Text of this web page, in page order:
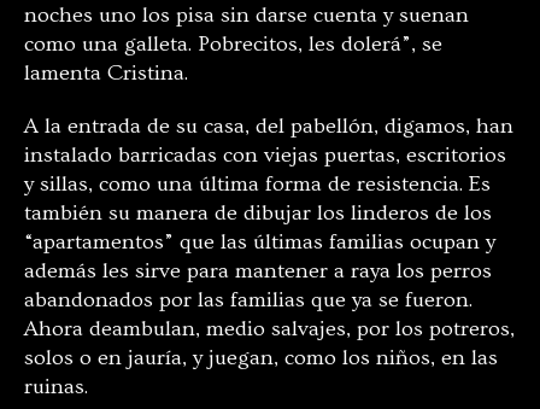
noches uno los pisa sin darse cuenta y suenan
como una galleta. Pobrecitos, les dolerá”, se
lamenta Cristina.
A la entrada de su casa, del pabellón, digamos, han
instalado barricadas con viejas puertas, escritorios
y sillas, como una última forma de resistencia. Es
también su manera de dibujar los linderos de los
“apartamentos” que las últimas familias ocupan y
además les sirve para mantener a raya los perros
abandonados por las familias que ya se fueron.
Ahora deambulan, medio salvajes, por los potreros,
solos o en jauría, y juegan, como los niños, en las
ruinas.